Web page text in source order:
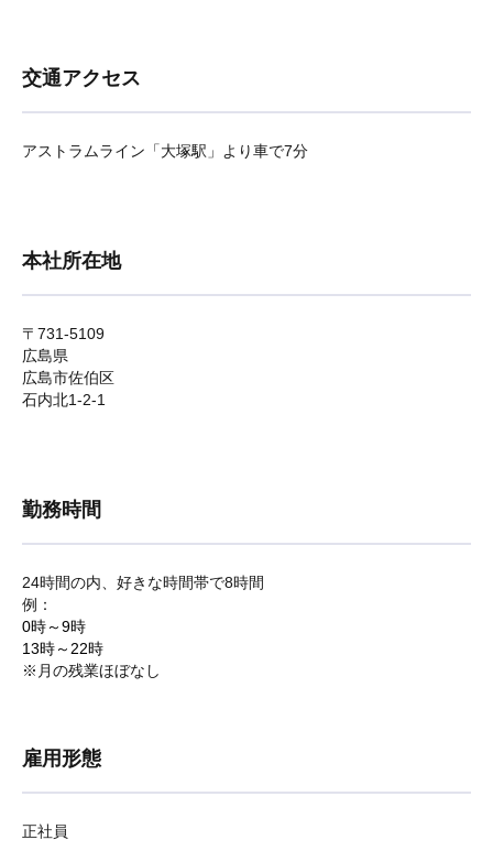
交通アクセス
アストラムライン「大塚駅」より車で7分
本社所在地
〒731-5109
広島県
広島市佐伯区
石内北1-2-1
勤務時間
24時間の内、好きな時間帯で8時間
例：
0時～9時
13時～22時
※月の残業ほぼなし
雇用形態
正社員